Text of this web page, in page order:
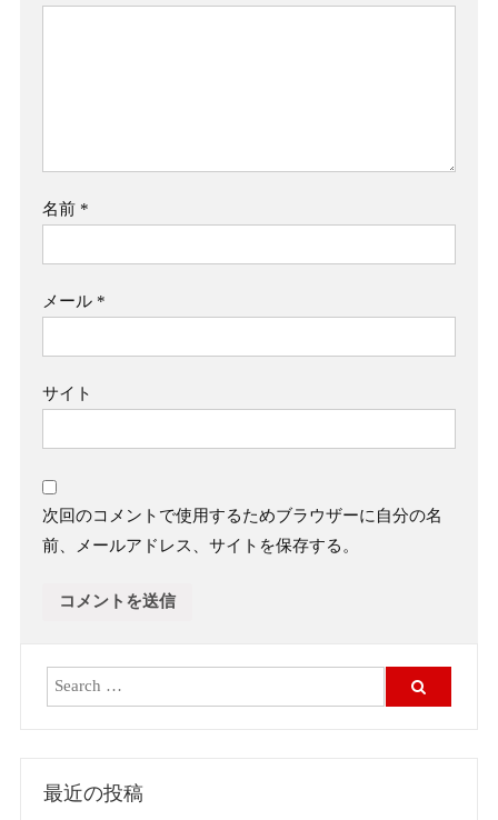
名前 *
メール *
サイト
次回のコメントで使用するためブラウザーに自分の名
前、メールアドレス、サイトを保存する。
最近の投稿